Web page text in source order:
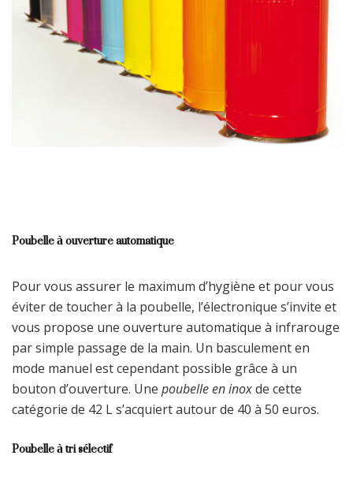
Poubelle à ouverture automatique
Pour vous assurer le maximum d’hygiène et pour vous
éviter de toucher à la poubelle, l’électronique s’invite et
vous propose une ouverture automatique à infrarouge
par simple passage de la main. Un basculement en
mode manuel est cependant possible grâce à un
bouton d’ouverture. Une poubelle en inoxde cette
catégorie de 42 L s’acquiert autour de 40 à 50 euros.
Poubelle à tri sélectif